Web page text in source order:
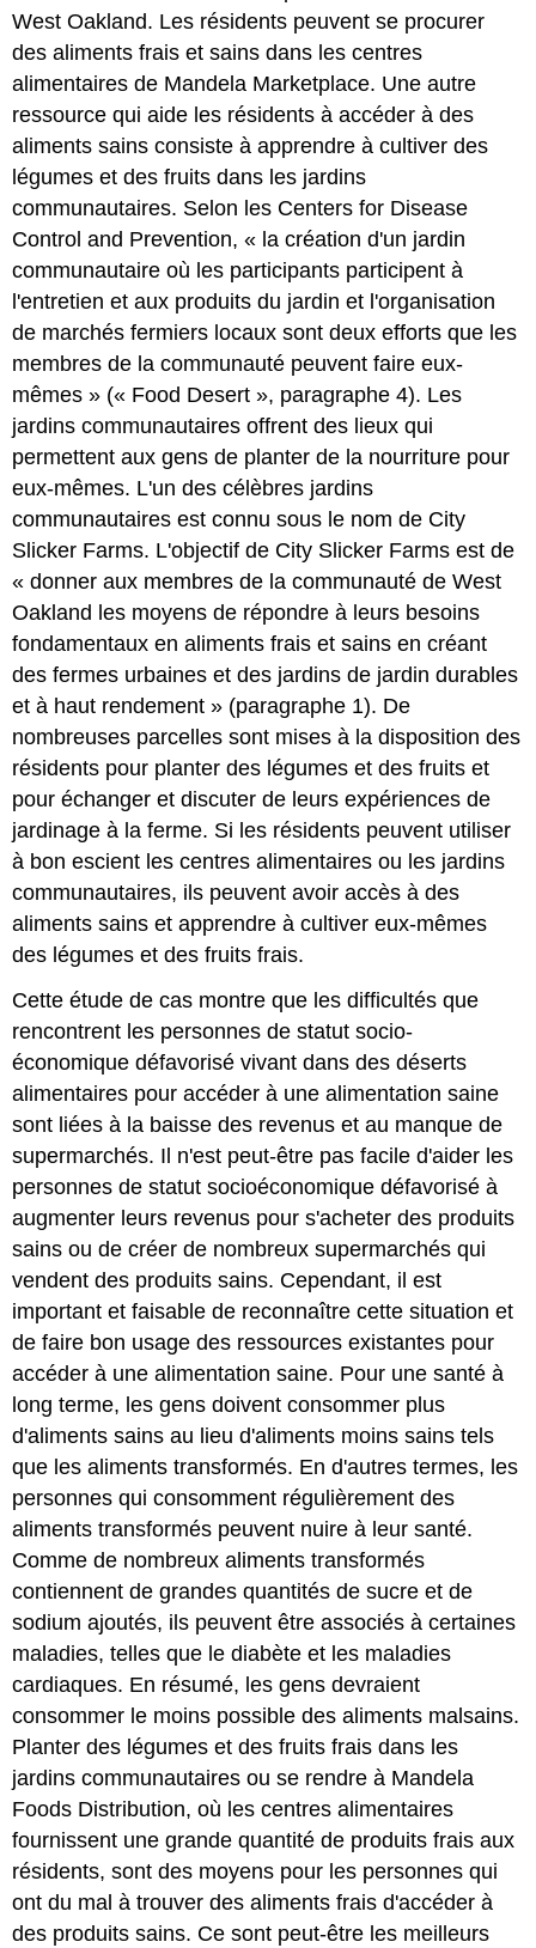
West Oakland. Les résidents peuvent se procurer
des aliments frais et sains dans les centres
alimentaires de Mandela Marketplace. Une autre
ressource qui aide les résidents à accéder à des
aliments sains consiste à apprendre à cultiver des
légumes et des fruits dans les jardins
communautaires. Selon les Centers for Disease
Control and Prevention, « la création d'un jardin
communautaire où les participants participent à
l'entretien et aux produits du jardin et l'organisation
de marchés fermiers locaux sont deux efforts que les
membres de la communauté peuvent faire eux-
mêmes » (« Food Desert », paragraphe 4). Les
jardins communautaires offrent des lieux qui
permettent aux gens de planter de la nourriture pour
eux-mêmes. L'un des célèbres jardins
communautaires est connu sous le nom de City
Slicker Farms. L'objectif de City Slicker Farms est de
« donner aux membres de la communauté de West
Oakland les moyens de répondre à leurs besoins
fondamentaux en aliments frais et sains en créant
des fermes urbaines et des jardins de jardin durables
et à haut rendement » (paragraphe 1). De
nombreuses parcelles sont mises à la disposition des
résidents pour planter des légumes et des fruits et
pour échanger et discuter de leurs expériences de
jardinage à la ferme. Si les résidents peuvent utiliser
à bon escient les centres alimentaires ou les jardins
communautaires, ils peuvent avoir accès à des
aliments sains et apprendre à cultiver eux-mêmes
des légumes et des fruits frais.
Cette étude de cas montre que les difficultés que
rencontrent les personnes de statut socio-
économique défavorisé vivant dans des déserts
alimentaires pour accéder à une alimentation saine
sont liées à la baisse des revenus et au manque de
supermarchés. Il n'est peut-être pas facile d'aider les
personnes de statut socioéconomique défavorisé à
augmenter leurs revenus pour s'acheter des produits
sains ou de créer de nombreux supermarchés qui
vendent des produits sains. Cependant, il est
important et faisable de reconnaître cette situation et
de faire bon usage des ressources existantes pour
accéder à une alimentation saine. Pour une santé à
long terme, les gens doivent consommer plus
d'aliments sains au lieu d'aliments moins sains tels
que les aliments transformés. En d'autres termes, les
personnes qui consomment régulièrement des
aliments transformés peuvent nuire à leur santé.
Comme de nombreux aliments transformés
contiennent de grandes quantités de sucre et de
sodium ajoutés, ils peuvent être associés à certaines
maladies, telles que le diabète et les maladies
cardiaques. En résumé, les gens devraient
consommer le moins possible des aliments malsains.
Planter des légumes et des fruits frais dans les
jardins communautaires ou se rendre à Mandela
Foods Distribution, où les centres alimentaires
fournissent une grande quantité de produits frais aux
résidents, sont des moyens pour les personnes qui
ont du mal à trouver des aliments frais d'accéder à
des produits sains. Ce sont peut-être les meilleurs